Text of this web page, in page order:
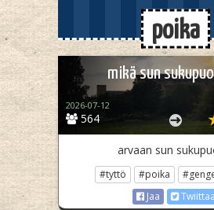
poika
mikä sun
564
2026-07-12
arvaan sun
#tyttö #poika
Jaa
Twiittaa